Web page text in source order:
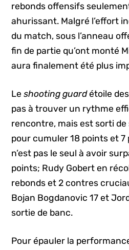
rebonds offensifs
ahurissant. Malgré l’effort
du match, sous l’anneau
fin de partie qu’ont monté
aura finalement été plus
Leshooting guardétoile
pas à trouver un rythme
rencontre, mais est sorti
pour cumuler 18 points et 7
n’est pas le seul à avoir
points; Rudy Gobert en
rebonds et 2 contres
Bojan Bogdanovic 17 et
sortie de banc.
Pour épauler la